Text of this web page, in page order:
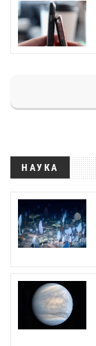
НАУКА